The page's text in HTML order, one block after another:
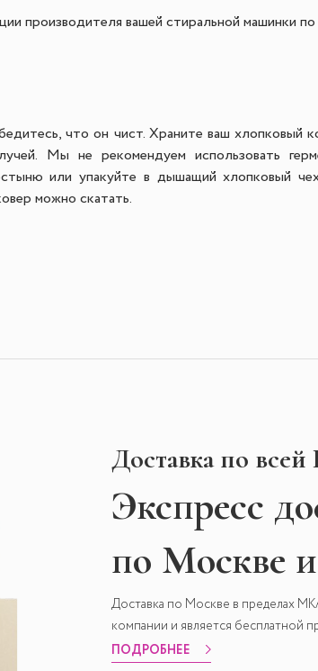
производителя вашей стиральной машинки по
что он чист. Храните ваш хлопковый
Мы не рекомендуем использовать
или упакуйте в дышащий хлопковый
можно скатать.
Доставка по
Экспресс
по Москве
Доставка по Москве в пределах
компании и является бесплатной
ПОДРОБНЕЕ